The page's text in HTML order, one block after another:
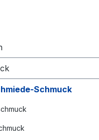
Schmuck